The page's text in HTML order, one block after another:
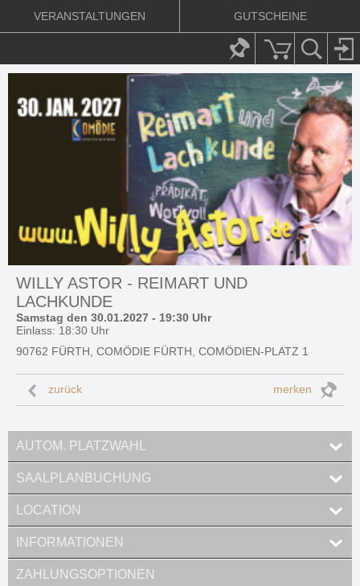
VERANSTALTUNGEN GUTSCHEINE
WILLY ASTOR - REIMART UND
LACHKUNDE
Samstag den 30.01.2027 - 19:30 Uhr
Einlass: 18:30 Uhr
90762 FÜRTH, COMÖDIE FÜRTH, COMÖDIEN-PLATZ 1
zurück merken
AUTOM. PLATZWAHL
SAALPLANBUCHUNG
LOCATION
INFORMATIONEN
ZAHLUNGSOPTIONEN